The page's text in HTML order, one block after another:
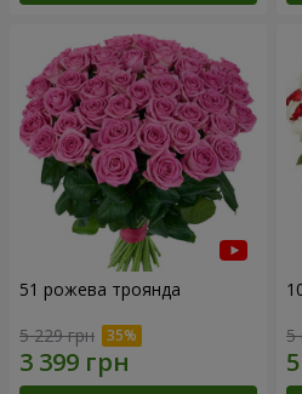
51 рожева троянда
5 229 грн 5